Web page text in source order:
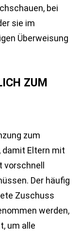
bei
sie im
Überweisung
ZUM
zum
damit Eltern mit
Der häufig
Zuschuss
werden,
um alle